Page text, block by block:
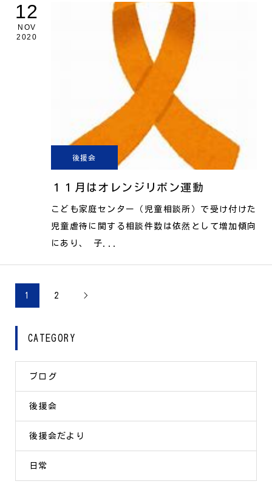
12
NOV
2020
後援会
１１月はオレンジリボン運動
こども家庭センター（児童相談所）で受け付けた
児童虐待に関する相談件数は依然として増加傾向
にあり、 子...
1 2 
CATEGORY
ブログ
後援会
後援会だより
日常